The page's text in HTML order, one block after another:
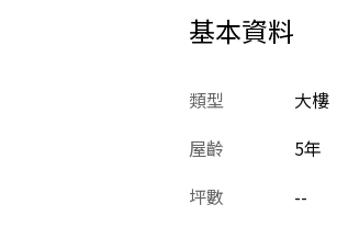
基本資料
類型
大樓
屋齡
5年
坪數
--